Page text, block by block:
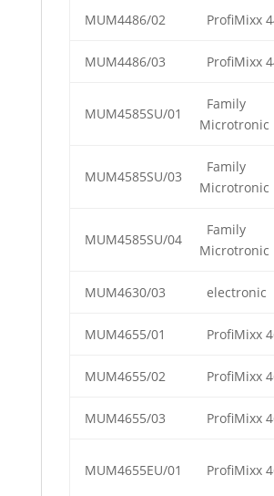
MUM4486/02 ProfiMixx
MUM4486/03 ProfiMixx
MUM4585SU/01
Family
Microtronic
MUM4585SU/03
Family
Microtronic
MUM4585SU/04
Family
Microtronic
MUM4630/03 electronic
MUM4655/01 ProfiMixx
MUM4655/02 ProfiMixx
MUM4655/03 ProfiMixx
MUM4655EU/01 ProfiMixx